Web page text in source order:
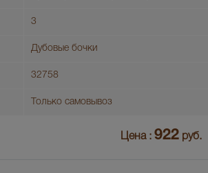
3
Дубовые бочки
32758
Только самовывоз
Цена : 922 руб.